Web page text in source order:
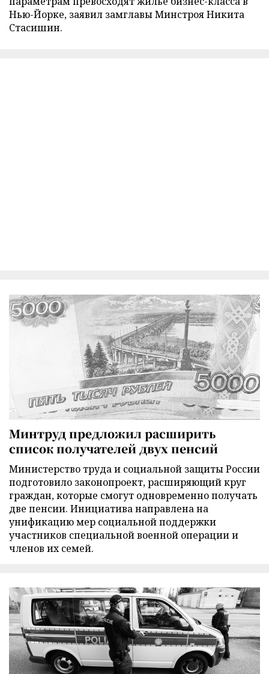
Нью-Йорке, заявил замглавы Минстроя Никита
Стасишин.
Минтруд предложил расширить
список получателей двух пенсий
Министерство труда и социальной защиты России
подготовило законопроект, расширяющий круг
граждан, которые смогут одновременно получать
две пенсии. Инициатива направлена на
унификацию мер социальной поддержки
участников специальной военной операции и
членов их семей.